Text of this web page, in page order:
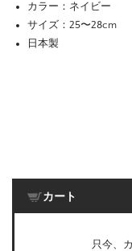
カラー：ネイビー
サイズ：25〜28cm
日本製
カート
只今、